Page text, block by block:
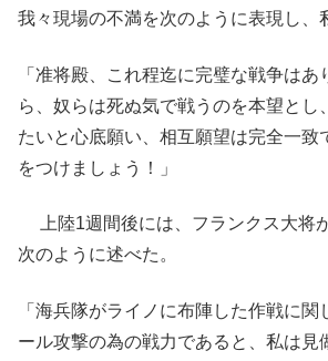
我々現場の不満を次のように表現し、
「准将殿、これ程迄に完璧な戦争はあ
ら、奴らは死ぬ気で戦うのを本望とし
たいと心底願い、相互願望は完全一致
をつけましょう！」
上陸1週間後には、フランクス大将
次のように述べた。
「海兵隊がライノに布陣した作戦に
ール攻撃の為の戦力であると、私は見